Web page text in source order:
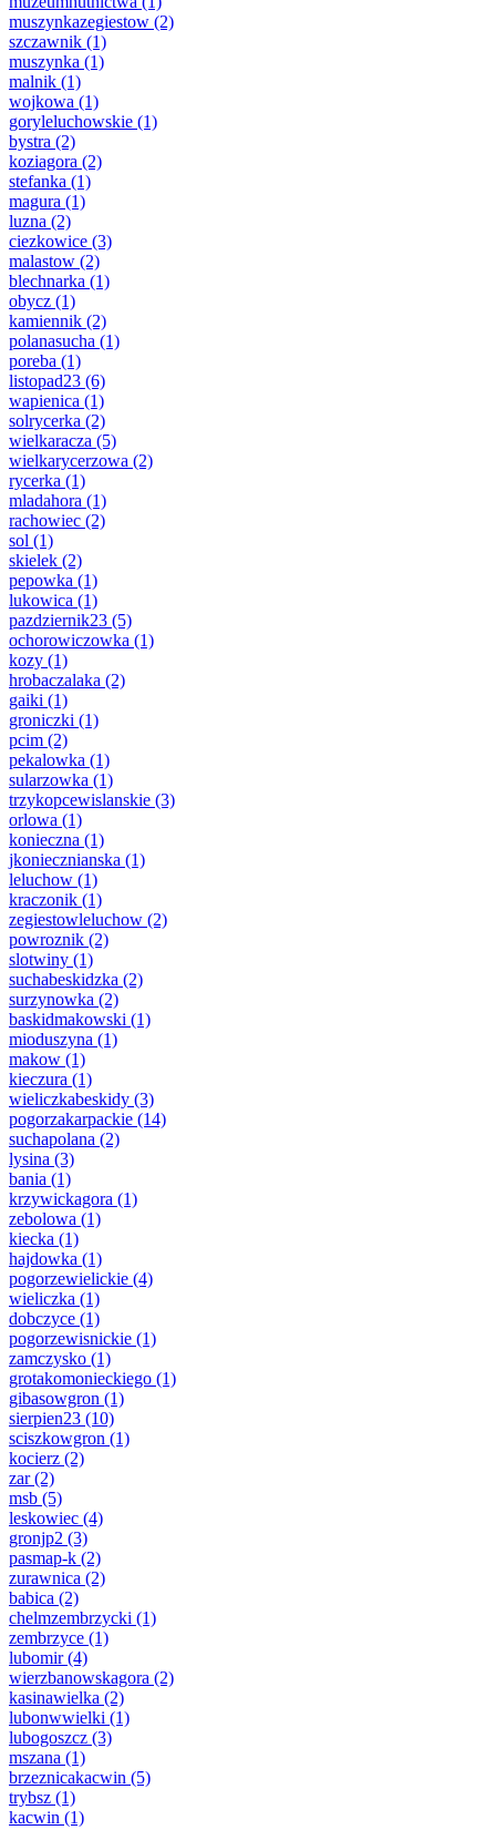
muszynkazegiestow (2)
szczawnik (1)
muszynka (1)
malnik (1)
wojkowa (1)
goryleluchowskie (1)
bystra (2)
koziagora (2)
stefanka (1)
magura (1)
luzna (2)
ciezkowice (3)
malastow (2)
blechnarka (1)
obycz (1)
kamiennik (2)
polanasucha (1)
poreba (1)
listopad23 (6)
wapienica (1)
solrycerka (2)
wielkaracza (5)
wielkarycerzowa (2)
rycerka (1)
mladahora (1)
rachowiec (2)
sol (1)
skielek (2)
pepowka (1)
lukowica (1)
pazdziernik23 (5)
ochorowiczowka (1)
kozy (1)
hrobaczalaka (2)
gaiki (1)
groniczki (1)
pcim (2)
pekalowka (1)
sularzowka (1)
trzykopcewislanskie (3)
orlowa (1)
konieczna (1)
jkoniecznianska (1)
leluchow (1)
kraczonik (1)
zegiestowleluchow (2)
powroznik (2)
slotwiny (1)
suchabeskidzka (2)
surzynowka (2)
baskidmakowski (1)
mioduszyna (1)
makow (1)
kieczura (1)
wieliczkabeskidy (3)
pogorzakarpackie (14)
suchapolana (2)
lysina (3)
bania (1)
krzywickagora (1)
zebolowa (1)
kiecka (1)
hajdowka (1)
pogorzewielickie (4)
wieliczka (1)
dobczyce (1)
pogorzewisnickie (1)
zamczysko (1)
grotakomonieckiego (1)
gibasowgron (1)
sierpien23 (10)
sciszkowgron (1)
kocierz (2)
zar(2)
msb (5)
leskowiec (4)
gronjp2 (3)
pasmap-k (2)
zurawnica (2)
babica (2)
chelmzembrzycki (1)
zembrzyce (1)
lubomir(4)
wierzbanowskagora (2)
kasinawielka (2)
lubonwwielki (1)
lubogoszcz (3)
mszana (1)
brzeznicakacwin (5)
trybsz (1)
kacwin (1)